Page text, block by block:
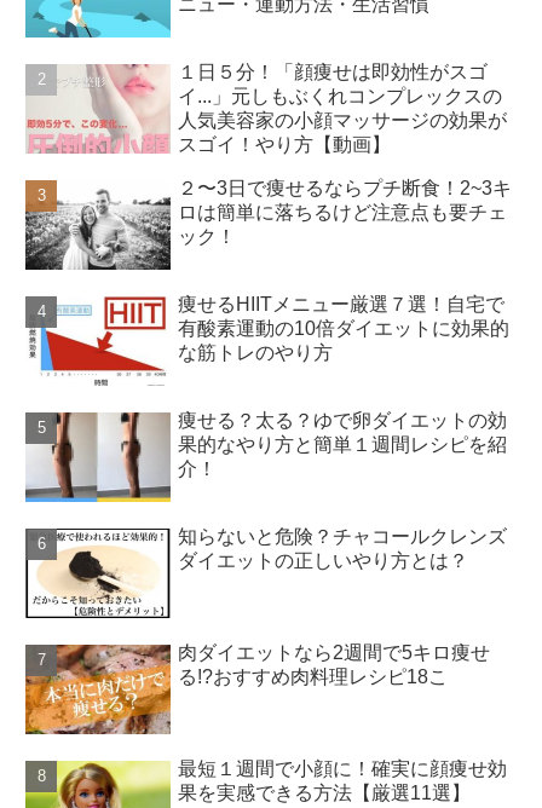
１日５分！「顔痩せは即効性がスゴ
イ...」元しもぶくれコンプレックスの
人気美容家の小顔マッサージの効果が
スゴイ！やり方【動画】
２〜3日で痩せるならプチ断食！2~3キ
ロは簡単に落ちるけど注意点も要チェ
ック！
痩せるHIITメニュー厳選７選！自宅で
有酸素運動の10倍ダイエットに効果的
な筋トレのやり方
痩せる？太る？ゆで卵ダイエットの効
果的なやり方と簡単１週間レシピを紹
介！
知らないと危険？チャコールクレンズ
ダイエットの正しいやり方とは？
肉ダイエットなら2週間で5キロ痩せ
る!?おすすめ肉料理レシピ18こ
最短１週間で小顔に！確実に顔痩せ効
果を実感できる方法【厳選11選】